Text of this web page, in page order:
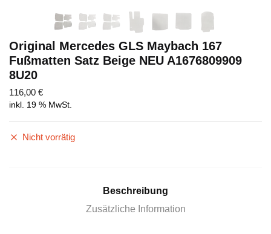
Original Mercedes GLS Maybach 167
Fußmatten Satz Beige NEU A1676809909
8U20
116,00 €
inkl. 19 % MwSt.
Nicht vorrätig
Beschreibung
Zusätzliche Information